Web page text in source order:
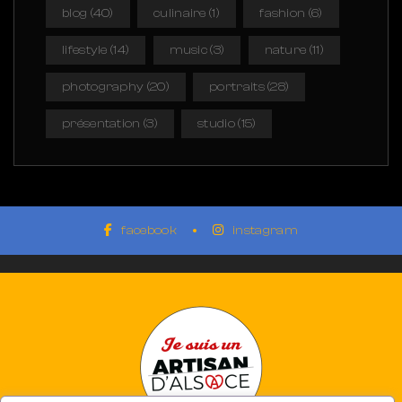
blog (40) culinaire (1) fashion (6)
lifestyle (14) music(3) nature (11)
photography (20) portraits(28)
présentation (3) studio(15)
facebook instagram